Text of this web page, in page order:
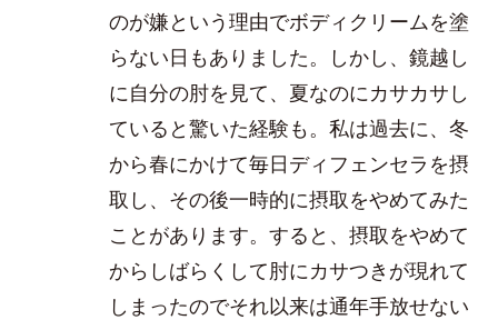
のが嫌という理由でボディクリームを塗
らない日もありました。しかし、鏡越し
に自分の肘を見て、夏なのにカサカサし
ていると驚いた経験も。私は過去に、冬
から春にかけて毎日ディフェンセラを摂
取し、その後一時的に摂取をやめてみた
ことがあります。すると、摂取をやめて
からしばらくして肘にカサつきが現れて
しまったのでそれ以来は通年手放せない